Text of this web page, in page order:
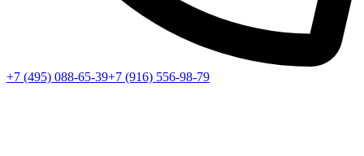
+7 (495) 088-65-39+7 (916) 556-98-79